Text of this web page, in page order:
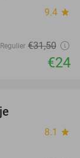
9.4 star
Regulier €31,50
€24
8.1 star